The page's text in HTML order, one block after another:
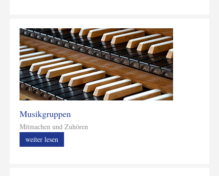
Musikgruppen
Mitmachen und Zuhören
weiter lesen